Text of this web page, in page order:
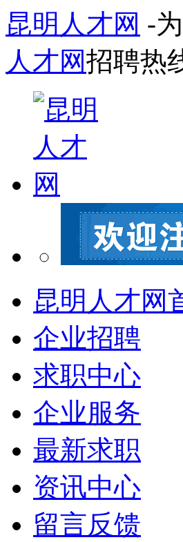
昆明人才网 -
人才网招聘热
昆明人才网
企业招聘
求职中心
企业服务
最新求职
资讯中心
留言反馈